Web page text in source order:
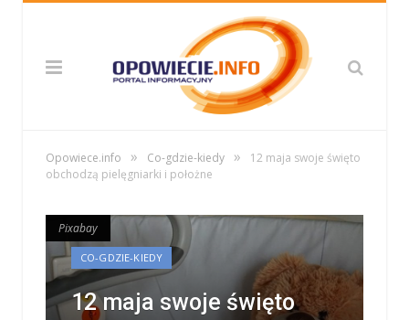
Opowiece.info » Co-gdzie-kiedy »
12 maja swoje święto
obchodzą pielęgniarki i położne
Pixabay
CO-GDZIE-KIEDY
12 maja swoje święto
Pixabay